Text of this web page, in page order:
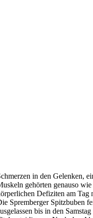
in den Gelenken,
gehörten genauso
Defiziten am Tag
Spremberger Spitzbuben
bis in den